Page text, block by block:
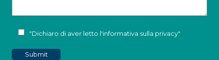
"Dichiaro di aver letto l'informativa sulla privacy"